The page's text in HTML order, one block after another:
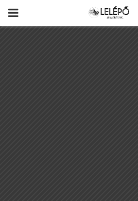
PRIMARY